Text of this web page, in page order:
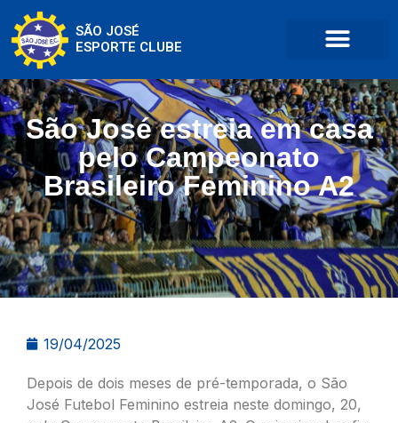
SÃO JOSÉ
ESPORTE CLUBE
São José estreia em casa
pelo Campeonato
Brasileiro Feminino A2
19/04/2025
Depois de dois meses de pré-temporada, o São
José Futebol Feminino estreia neste domingo, 20,